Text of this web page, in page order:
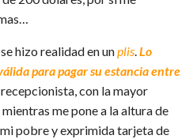
hizo realidad en unplis Lo
para pagar su estancia entre
con la mayor
me pone a la altura de
pobre y exprimida tarjeta de